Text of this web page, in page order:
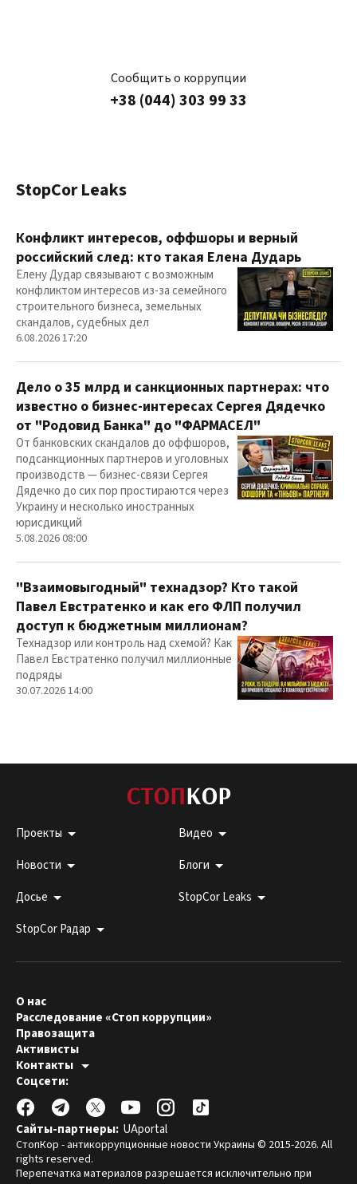
Сообщить о коррупции
+38 (044) 303 99 33
StopCor Leaks
Конфликт интересов, оффшоры и верный
российский след: кто такая Елена Дударь
Елену Дудар связывают с возможным
конфликтом интересов из-за семейного
строительного бизнеса, земельных
скандалов, судебных дел
6.08.2026 17:20
Дело о 35 млрд и санкционных партнерах: что
известно о бизнес-интересах Сергея Дядечко
от "Родовид Банка" до "ФАРМАСЕЛ"
От банковских скандалов до оффшоров,
подсанкционных партнеров и уголовных
производств — бизнес-связи Сергея
Дядечко до сих пор простираются через
Украину и несколько иностранных
юрисдикций
5.08.2026 08:00
"Взаимовыгодный" технадзор? Кто такой
Павел Евстратенко и как его ФЛП получил
доступ к бюджетным миллионам?
Технадзор или контроль над схемой? Как
Павел Евстратенко получил миллионные
подряды
30.07.2026 14:00
Проекты
Видео
Новости
Блоги
Досье
StopCor Leaks
StopCor Радар
Сайты-партнеры: UAportal
СтопКор - антикоррупционные новости Украины © 2015-2026. All
rights reserved.
Перепечатка материалов разрешается исключительно при
О нас
Расследование «Стоп коррупции»
Правозащита
Активисты
Контакты
Горячая линия:
Редакция СтопКора:
Юристы:
law@stopcor.org
Правозащитники:
Журналисты-расследователи:
media@stopcor.org
Соцсети: